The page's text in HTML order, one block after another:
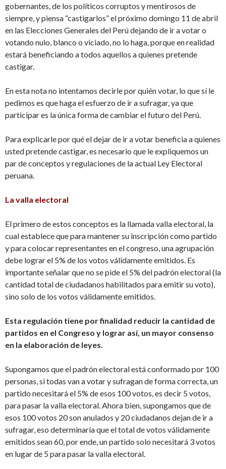
gobernantes, de los políticos corruptos y mentirosos de
siempre, y piensa “castigarlos” el próximo domingo 11 de abril
en las Elecciones Generales del Perú dejando de ir a votar o
votando nulo, blanco o viciado, no lo haga, porque en realidad
estará beneficiando a todos aquellos a quienes pretende
castigar.
En esta nota no intentamos decirle por quién votar, lo que sí le
pedimos es que haga el esfuerzo de ir a sufragar, ya que
participar es la única forma de cambiar el futuro del Perú.
Para explicarle por qué el dejar de ir a votar beneficia a quienes
usted pretende castigar, es necesario que le expliquemos un
par de conceptos y regulaciones de la actual Ley Electoral
peruana.
La valla electoral
El primero de estos conceptos es la llamada valla electoral, la
cual establece que para mantener su inscripción como partido
y para colocar representantes en el congreso, una agrupación
debe lograr el 5% de los votos válidamente emitidos. Es
importante señalar que no se pide el 5% del padrón electoral (la
cantidad total de ciudadanos habilitados para emitir su voto),
sino solo de los votos válidamente emitidos.
Esta regulación tiene por finalidad reducir la cantidad de
partidos en el Congreso y lograr así, un mayor consenso
en la elaboración de leyes.
Supongamos que el padrón electoral está conformado por 100
personas, si todas van a votar y sufragan de forma correcta, un
partido necesitará el 5% de esos 100 votos, es decir 5 votos,
para pasar la valla electoral. Ahora bien, supongamos que de
esos 100 votos 20 son anulados y 20 ciudadanos dejan de ir a
sufragar, eso determinaría que el total de votos válidamente
emitidos sean 60, por ende, un partido solo necesitará 3 votos
en lugar de 5 para pasar la valla electoral.